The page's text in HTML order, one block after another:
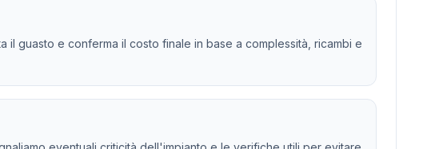
guasto e conferma il costo finale in base a complessità, ricambi e